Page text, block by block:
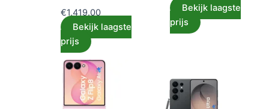
€1,419.00
Bekijk laagste
prijs
Bekijk laagste
prijs